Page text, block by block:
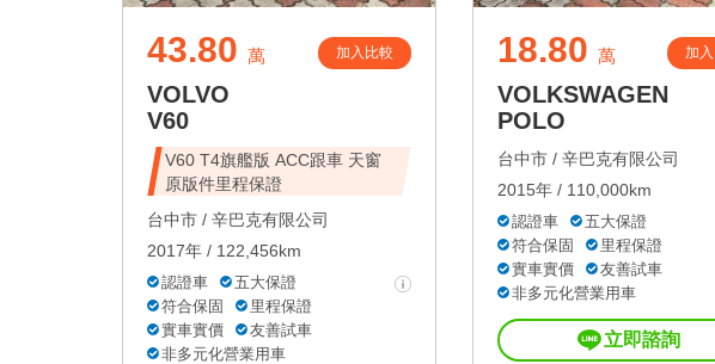
43.80 萬 加入比較
VOLVO
V60
V60 T4旗艦版 ACC跟車 天窗
原版件里程保證
台中市 / 辛巴克有限公司
2017年 / 122,456km
認證車
五大保證
符合保固
里程保證
實車實價
友善試車
非多元化營業用車
18.80 萬 加
VOLKSWAGEN
POLO
台中市 / 辛巴克有限公司
2015年 / 110,000km
認證車
五大保證
符合保固
里程保證
實車實價
友善試車
非多元化營業用車
立即諮詢